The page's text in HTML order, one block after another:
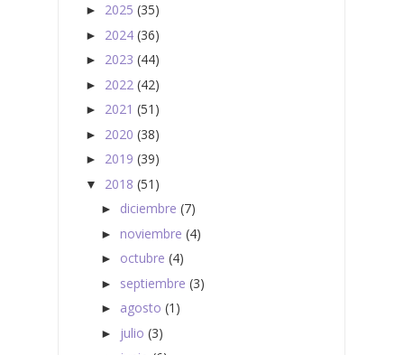
► 2025 (35)
► 2024 (36)
► 2023 (44)
► 2022 (42)
► 2021 (51)
► 2020 (38)
► 2019 (39)
▼ 2018 (51)
► diciembre (7)
► noviembre (4)
► octubre (4)
► septiembre (3)
► agosto (1)
► julio (3)